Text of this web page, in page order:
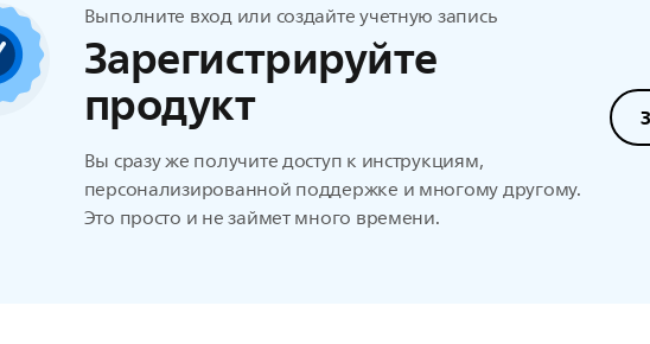
Выполните вход или создайте учетную запись
Зарегистрируйте
продукт
Вы сразу же получите доступ к инструкциям,
персонализированной поддержке и многому другому.
Это просто и не займет много времени.